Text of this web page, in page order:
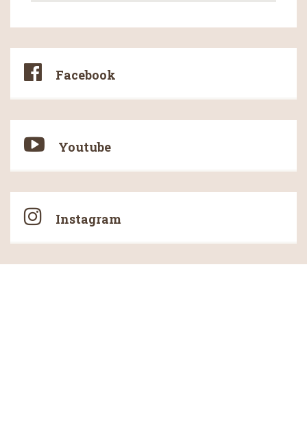
montuje za číselník a zeď za pomoci
až za zdí. Jeho malé rozměry ho
osvětlením. Ovládání je řešeno
minutovým pulsem ( A a B ) s délkou
30 mm Osy vyrobeny s nerezové oceli
Facebook
Youtube
Instagram